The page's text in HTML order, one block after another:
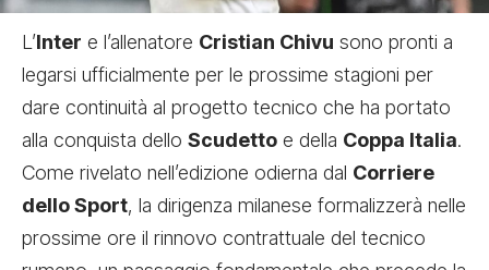
L’Inter e l’allenatore Cristian Chivu sono pronti a
legarsi ufficialmente per le prossime stagioni per
dare continuità al progetto tecnico che ha portato
alla conquista dello Scudetto e della Coppa Italia.
Come rivelato nell’edizione odierna dal Corriere
dello Sport, la dirigenza milanese formalizzerà nelle
prossime ore il rinnovo contrattuale del tecnico